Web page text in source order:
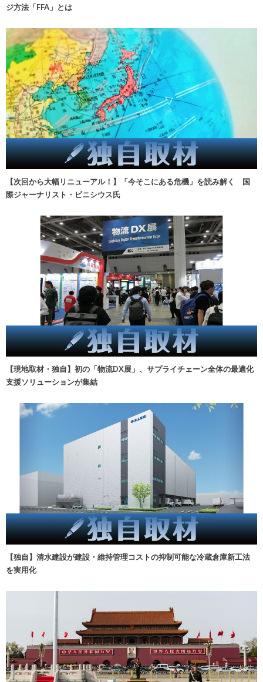
ジ方法「FFA」とは
【次回から大幅リニューアル！】「今そこにある危機」を読み解く 国
際ジャーナリスト・ビニシウス氏
【現地取材・独自】初の「物流DX展」、サプライチェーン全体の最適化
支援ソリューションが集結
【独自】清水建設が建設・維持管理コストの抑制可能な冷蔵倉庫新工法
を実用化